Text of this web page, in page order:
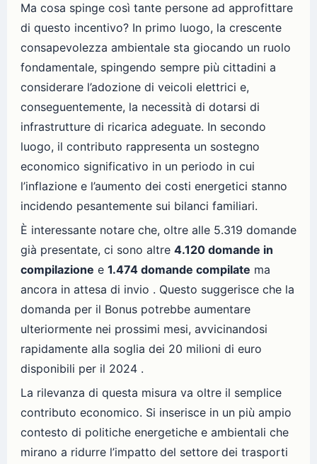
Ma cosa spinge così tante persone ad approfittare
di questo incentivo? In primo luogo, la crescente
consapevolezza ambientale sta giocando un ruolo
fondamentale, spingendo sempre più cittadini a
considerare l’adozione di veicoli elettrici e,
conseguentemente, la necessità di dotarsi di
infrastrutture di ricarica adeguate. In secondo
luogo, il contributo rappresenta un sostegno
economico significativo in un periodo in cui
l’inflazione e l’aumento dei costi energetici stanno
incidendo pesantemente sui bilanci familiari.
È interessante notare che, oltre alle 5.319 domande
già presentate, ci sono altre 4.120 domande in
compilazione e 1.474 domande compilate ma
ancora in attesa di invio . Questo suggerisce che la
domanda per il Bonus potrebbe aumentare
ulteriormente nei prossimi mesi, avvicinandosi
rapidamente alla soglia dei 20 milioni di euro
disponibili per il 2024 .
La rilevanza di questa misura va oltre il semplice
contributo economico. Si inserisce in un più ampio
contesto di politiche energetiche e ambientali che
mirano a ridurre l’impatto del settore dei trasporti